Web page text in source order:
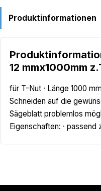
Produktinformationen
12 mmx1000mm
für T-Nut · Länge 1000
Schneiden auf die
Sägeblatt problemlos
Eigenschaften: · passend